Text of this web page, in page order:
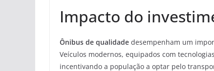
Impacto do
Ônibus de qualidade desempenham um
Veículos modernos, equipados com
incentivando a população a optar pelo